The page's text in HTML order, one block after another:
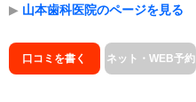
▶ 山本歯科医院のページを見る
口コミを書く ネット・WEB予約